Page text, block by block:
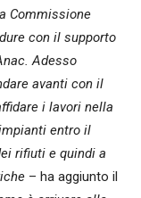
Commissione
con il supporto
Adesso
avanti con il
i lavori nella
entro il
rifiuti e quindi a
– ha aggiunto il